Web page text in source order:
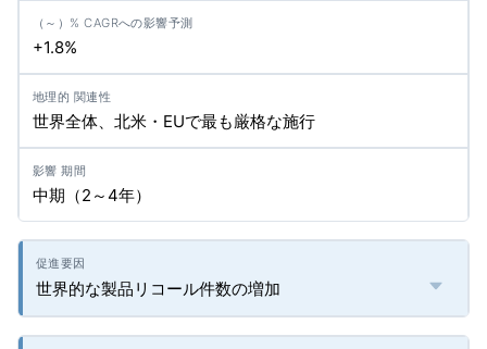
+1.8%
世界全体、北米・EUで最も厳格な施行
中期（2～4年）
世界的な製品リコール件数の増加